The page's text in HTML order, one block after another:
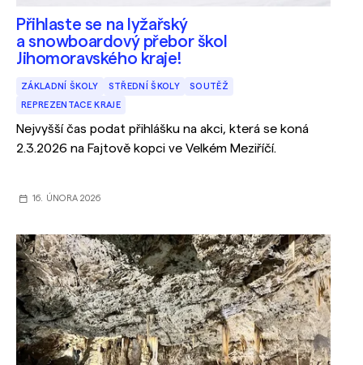
Přihlaste se na lyžařský
a snowboardový přebor škol
Jihomoravského kraje!
ZÁKLADNÍ ŠKOLY STŘEDNÍ ŠKOLY SOUTĚŽ
REPREZENTACE KRAJE
Nejvyšší čas podat přihlášku na akci, která se koná
2.3.2026 na Fajtově kopci ve Velkém Meziříčí.
16. ÚNORA 2026